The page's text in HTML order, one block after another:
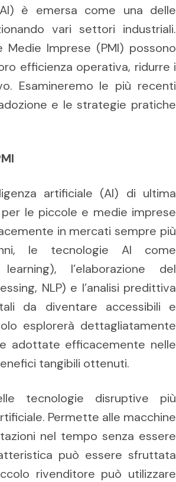
è emersa come una delle
vari settori industriali.
Imprese (PMI) possono
efficienza operativa, ridurre i
Esamineremo le più recenti
e le strategie pratiche
artificiale (AI) di ultima
le piccole e medie imprese
in mercati sempre più
le tecnologie AI come
l’elaborazione del
NLP) e l’analisi predittiva
da diventare accessibili e
esplorerà dettagliatamente
adottate efficacemente nelle
tangibili ottenuti.
tecnologie disruptive più
Permette alle macchine
nel tempo senza essere
può essere sfruttata
rivenditore può utilizzare